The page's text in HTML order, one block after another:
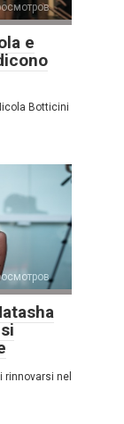
e
Botticini
rinnovarsi nel